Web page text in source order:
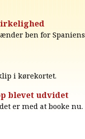
ben for Spaniens
i kørekortet.
blevet udvidet
er med at booke nu.